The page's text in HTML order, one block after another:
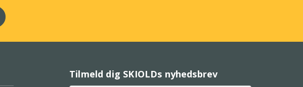
Tilmeld dig SKIOLDs nyhedsbrev